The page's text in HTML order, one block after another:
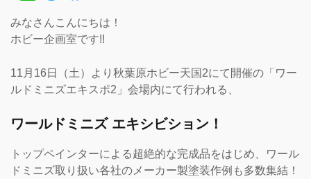
みなさんこんにちは！
ホビー企画室です!!
11月16日（土）より秋葉原ホビー天国2にて開催の「ワー
ルドミニズエキスポ2」会場内にて行われる、
ワールドミニズ エキシビション！
トップペインターによる超絶的な完成品をはじめ、ワール
ドミニズ取り扱い各社のメーカー製塗装作例も多数集結！